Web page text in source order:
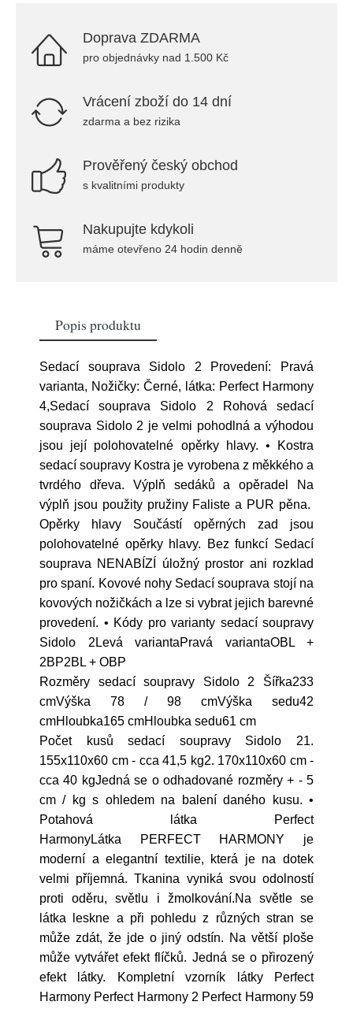
Doprava ZDARMA
pro objednávky nad 1.500 Kč
Vrácení zboží do 14 dní
zdarma a bez rizika
Prověřený český obchod
s kvalitními produkty
Nakupujte kdykoli
máme otevřeno 24 hodin denně
Popis produktu
Sedací souprava Sidolo 2 Provedení: Pravá
varianta, Nožičky: Černé, látka: Perfect Harmony
4,Sedací souprava Sidolo 2 Rohová sedací
souprava Sidolo 2 je velmi pohodlná a výhodou
jsou její polohovatelné opěrky hlavy. • Kostra
sedací soupravy Kostra je vyrobena z měkkého a
tvrdého dřeva. Výplň sedáků a opěradel Na
výplň jsou použity pružiny Faliste a PUR pěna.
Opěrky hlavy Součástí opěrných zad jsou
polohovatelné opěrky hlavy. Bez funkcí Sedací
souprava NENABÍZÍ úložný prostor ani rozklad
pro spaní. Kovové nohy Sedací souprava stojí na
kovových nožičkách a lze si vybrat jejich barevné
provedení. • Kódy pro varianty sedací soupravy
Sidolo 2Levá variantaPravá variantaOBL +
2BP2BL + OBP
Rozměry sedací soupravy Sidolo 2 Šířka233
cmVýška 78 / 98 cmVýška sedu42
cmHloubka165 cmHloubka sedu61 cm
Počet kusů sedací soupravy Sidolo 21.
155x110x60 cm - cca 41,5 kg2. 170x110x60 cm -
cca 40 kgJedná se o odhadované rozměry + - 5
cm / kg s ohledem na balení daného kusu. •
Potahová látka Perfect
HarmonyLátka PERFECT HARMONY je
moderní a elegantní textilie, která je na dotek
velmi příjemná. Tkanina vyniká svou odolností
proti oděru, světlu i žmolkování.Na světle se
látka leskne a při pohledu z různých stran se
může zdát, že jde o jiný odstín. Na větší ploše
může vytvářet efekt flíčků. Jedná se o přirozený
efekt látky. Kompletní vzorník látky Perfect
Harmony Perfect Harmony 2 Perfect Harmony 59